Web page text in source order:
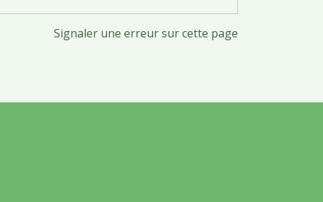
Signaler une erreur sur cette page